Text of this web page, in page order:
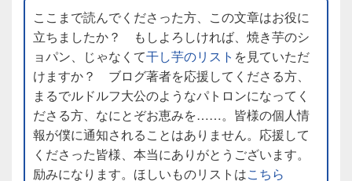
ここまで読んでくださった方、この文章はお役に
立ちましたか？ もしよろしければ、焼き芋のシ
ョパン、じゃなくて干し芋のリスト を見ていただ
けますか？ ブログ著者を応援してくださる方、
まるでルドルフ大公のようなパトロンになってく
ださる方、なにとぞお恵みを……。皆様の個人情
報が僕に通知されることはありません。応援して
くださった皆様、本当にありがとうございます。
励みになります。ほしいものリストはこちら